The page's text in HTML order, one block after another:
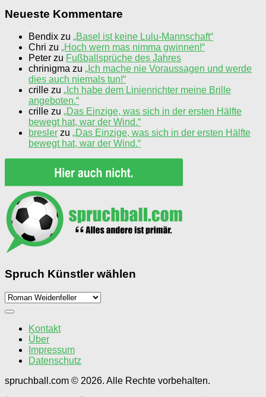
Neueste Kommentare
Bendix zu „Basel ist keine Lulu-Mannschaft“
Chri zu „Hoch wern mas nimma gwinnen!“
Peter zu Fußballsprüche des Jahres
chrinigma zu „Ich mache nie Voraussagen und werde
dies auch niemals tun!“
crille zu „Ich habe dem Linienrichter meine Brille
angeboten.“
crille zu „Das Einzige, was sich in der ersten Hälfte
bewegt hat, war der Wind.“
bresler zu „Das Einzige, was sich in der ersten Hälfte
bewegt hat, war der Wind.“
Spruch Künstler wählen
Spruch
Kontakt
Über
Impressum
Datenschutz
spruchball.com © 2026. Alle Rechte vorbehalten.